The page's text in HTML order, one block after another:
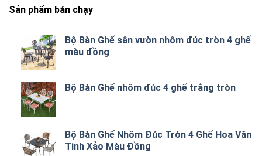
Sản phẩm bán chạy
Bộ Bàn Ghế sân vườn nhôm đúc tròn 4 ghế
màu đồng
Bộ Bàn Ghế nhôm đúc 4 ghế trắng tròn
Bộ Bàn Ghế Nhôm Đúc Tròn 4 Ghế Hoa Văn
Tinh Xảo Màu Đồng